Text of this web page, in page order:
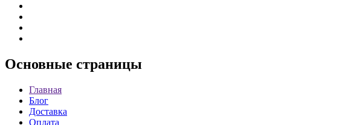
Основные страницы
Главная
Блог
Доставка
Оплата